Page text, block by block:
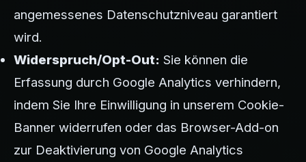
angemessenes Datenschutzniveau garantiert
wird.
Widerspruch/Opt-Out: Sie können die
Erfassung durch Google Analytics verhindern,
indem Sie Ihre Einwilligung in unserem Cookie-
Banner widerrufen oder das Browser-Add-on
zur Deaktivierung von Google Analytics